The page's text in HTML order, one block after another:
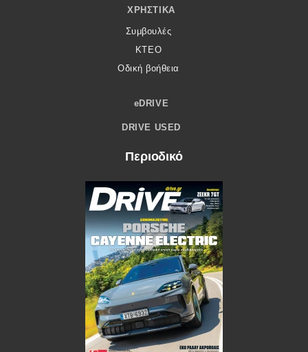
ΧΡΗΣΤΙΚΆ
Συμβουλές
ΚΤΕΟ
Οδική βοήθεια
eDRIVE
DRIVE USED
Περιοδικό